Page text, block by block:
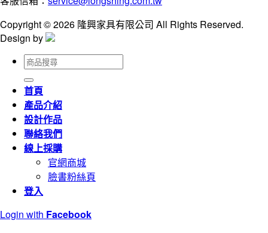
Copyright © 2026 隆興家具有限公司 All Rights Reserved.
Design by
搜
尋
關
鍵
字:
首頁
產品介紹
設計作品
聯絡我們
線上採購
官網商城
臉書粉絲頁
登入
Login with Facebook